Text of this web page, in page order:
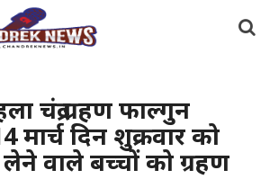
चंद्र ग्रहण फाल्गुन
मार्च दिन शुक्रवार को
वाले बच्चों को ग्रहण